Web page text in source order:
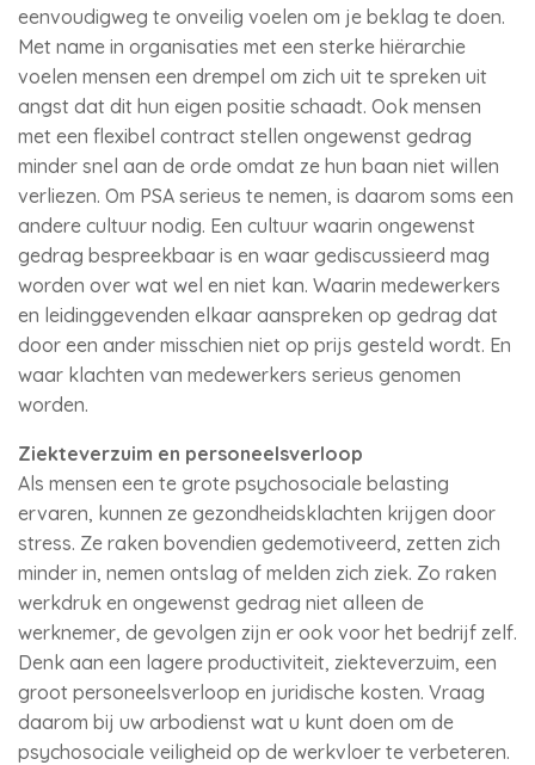
eenvoudigweg te onveilig voelen om je beklag te doen.
Met name in organisaties met een sterke hiërarchie
voelen mensen een drempel om zich uit te spreken uit
angst dat dit hun eigen positie schaadt. Ook mensen
met een flexibel contract stellen ongewenst gedrag
minder snel aan de orde omdat ze hun baan niet willen
verliezen. Om PSA serieus te nemen, is daarom soms een
andere cultuur nodig. Een cultuur waarin ongewenst
gedrag bespreekbaar is en waar gediscussieerd mag
worden over wat wel en niet kan. Waarin medewerkers
en leidinggevenden elkaar aanspreken op gedrag dat
door een ander misschien niet op prijs gesteld wordt. En
waar klachten van medewerkers serieus genomen
worden.
Ziekteverzuim en personeelsverloop
Als mensen een te grote psychosociale belasting
ervaren, kunnen ze gezondheidsklachten krijgen door
stress. Ze raken bovendien gedemotiveerd, zetten zich
minder in, nemen ontslag of melden zich ziek. Zo raken
werkdruk en ongewenst gedrag niet alleen de
werknemer, de gevolgen zijn er ook voor het bedrijf zelf.
Denk aan een lagere productiviteit, ziekteverzuim, een
groot personeelsverloop en juridische kosten. Vraag
daarom bij uw arbodienst wat u kunt doen om de
psychosociale veiligheid op de werkvloer te verbeteren.